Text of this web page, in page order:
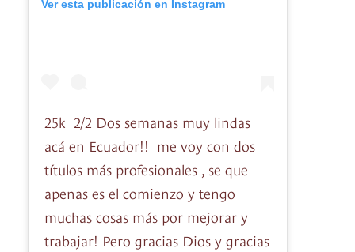
Ver esta publicación en Instagram
25k 2/2 Dos semanas muy lindas
acá en Ecuador!! me voy con dos
títulos más profesionales , se que
apenas es el comienzo y tengo
muchas cosas más por mejorar y
trabajar! Pero gracias Dios y gracias